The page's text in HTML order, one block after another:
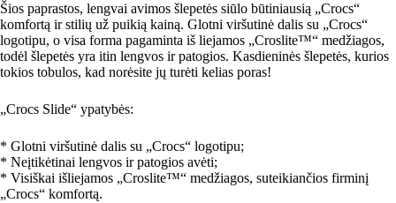
Šios paprastos, lengvai avimos šlepetės siūlo būtiniausią „Crocs“
komfortą ir stilių už puikią kainą. Glotni viršutinė dalis su „Crocs“
logotipu, o visa forma pagaminta iš liejamos „Croslite™“ medžiagos,
todėl šlepetės yra itin lengvos ir patogios. Kasdieninės šlepetės, kurios
tokios tobulos, kad norėsite jų turėti kelias poras!
„Crocs Slide“ ypatybės:
* Glotni viršutinė dalis su „Crocs“ logotipu;
* Neįtikėtinai lengvos ir patogios avėti;
* Visiškai išliejamos „Croslite™“ medžiagos, suteikiančios firminį
„Crocs“ komfortą.